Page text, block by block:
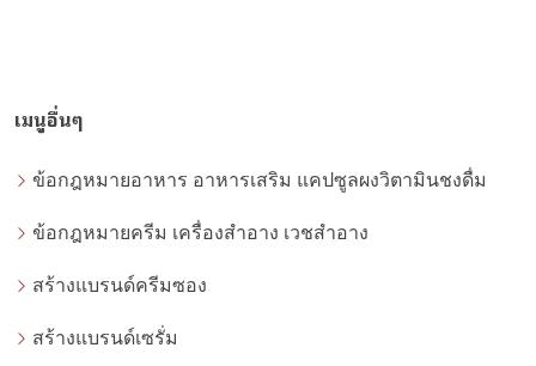
เมนูอื่นๆ
ข้อกฎหมายอาหาร อาหารเสริม แคปซูลผงวิตามินชงดื่ม
ข้อกฎหมายครีม เครื่องสำอาง เวชสำอาง
สร้างแบรนด์ครีมซอง
สร้างแบรนด์เซรั่ม